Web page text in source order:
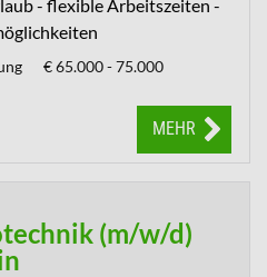
- flexible Arbeitszeiten -
€65.000 - 75.000
MEHR
(m/w/d)